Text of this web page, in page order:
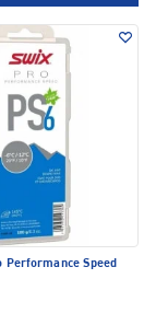
Performance Speed